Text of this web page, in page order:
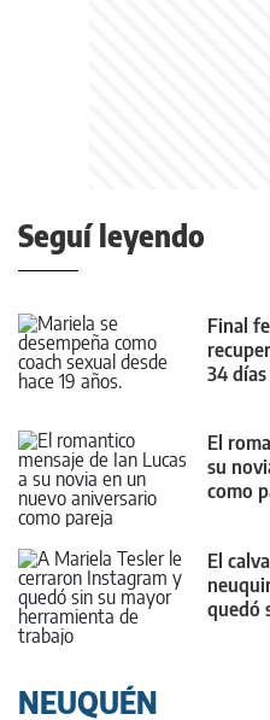
Seguí leyendo
Final
34
El
su
como
El
quedó
NEUQUÉN